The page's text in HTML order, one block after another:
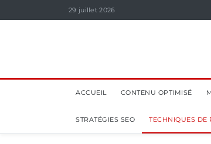
29 juillet 2026
ACCUEIL CONTENU OPTIMISÉ
STRATÉGIES SEO TECHNIQUES DE